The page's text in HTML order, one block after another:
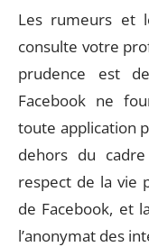
Les rumeurs et
consulte votre
prudence est
Facebook ne
toute application
dehors du
respect de la vie
de Facebook, et
l’anonymat des